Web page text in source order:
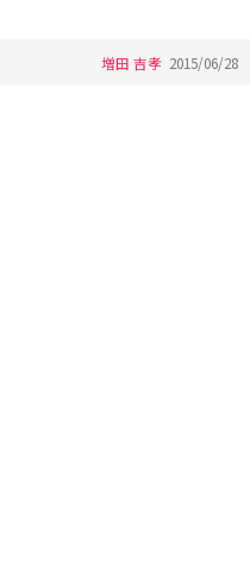
増田 吉孝 2015/06/28